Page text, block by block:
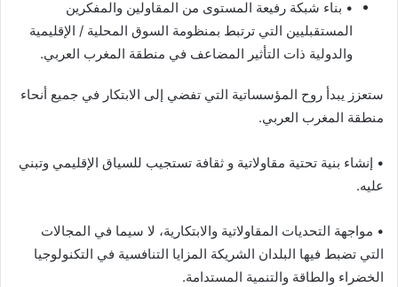
• بناء شبكة رفيعة المستوى من المقاولين والمفكرين
المستقبليين التي ترتبط بمنظومة السوق المحلية / الإقليمية
والدولية ذات التأثير المضاعف في منطقة المغرب العربي.
ستعزز يبدأ روح المؤسساتية التي تفضي إلى الابتكار في جميع أنحاء
منطقة المغرب العربي.
• إنشاء بنية تحتية مقاولاتية و ثقافة تستجيب للسياق الإقليمي وتبني
عليه.
• مواجهة التحديات المقاولاتية والابتكارية، لا سيما في المجالات
التي تضبط فيها البلدان الشريكة المزايا التنافسية في التكنولوجيا
الخضراء والطاقة والتنمية المستدامة.